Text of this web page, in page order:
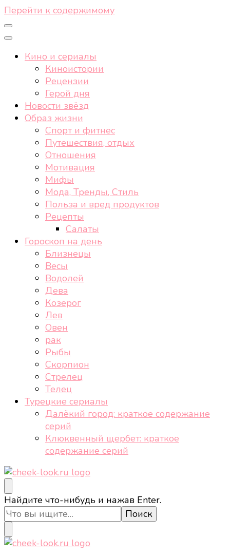
Перейти к содержимому
Кино и сериалы
Киноистории
Рецензии
Герой дня
Новости звёзд
Образ жизни
Спорт и фитнес
Путешествия, отдых
Отношения
Мотивация
Мифы
Мода, Тренды, Стиль
Польза и вред продуктов
Рецепты
Салаты
Гороскоп на день
Близнецы
Весы
Водолей
Дева
Козерог
Лев
Овен
рак
Рыбы
Скорпион
Стрелец
Телец
Турецкие сериалы
Далёкий город: краткое содержание
серий
Клюквенный щербет: краткое
содержание серий
cheek-look.ru
Женский сайт о звездах и кино, а также трендах,
здоровом образе жизни, спорте, стиле, отдыхе и
еде.
Ищите
что-
то?
Найдите что-нибудь и нажав Enter.